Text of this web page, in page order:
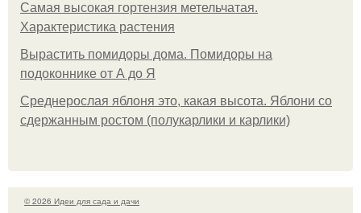
Самая высокая гортензия метельчатая.
Характеристика растения
Вырастить помидоры дома. Помидоры на
подоконнике от А до Я
Среднерослая яблоня это, какая высота. Яблони со
сдержанным ростом (полукарлики и карлики)
© 2026 Идеи для сада и дачи